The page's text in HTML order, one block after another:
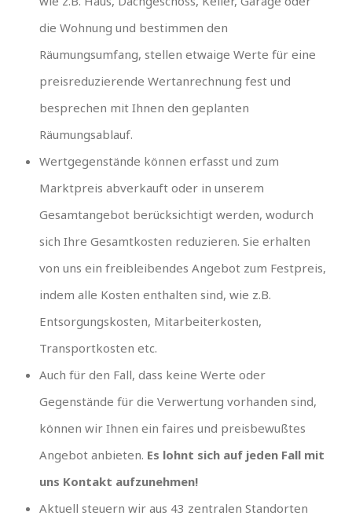
die Wohnung und bestimmen den
Räumungsumfang, stellen etwaige Werte für eine
preisreduzierende Wertanrechnung fest und
besprechen mit Ihnen den geplanten
Räumungsablauf.
Wertgegenstände können erfasst und zum
Marktpreis abverkauft oder in unserem
Gesamtangebot berücksichtigt werden, wodurch
sich Ihre Gesamtkosten reduzieren. Sie erhalten
von uns ein freibleibendes Angebot zum Festpreis,
indem alle Kosten enthalten sind, wie z.B.
Entsorgungskosten, Mitarbeiterkosten,
Transportkosten etc.
Auch für den Fall, dass keine Werte oder
Gegenstände für die Verwertung vorhanden sind,
können wir Ihnen ein faires und preisbewußtes
Angebot anbieten. Es lohnt sich auf jeden Fall mit
uns Kontakt aufzunehmen!
Aktuell steuern wir aus 43 zentralen Standorten